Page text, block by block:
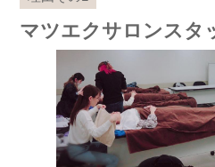
マツエクサロンスタ